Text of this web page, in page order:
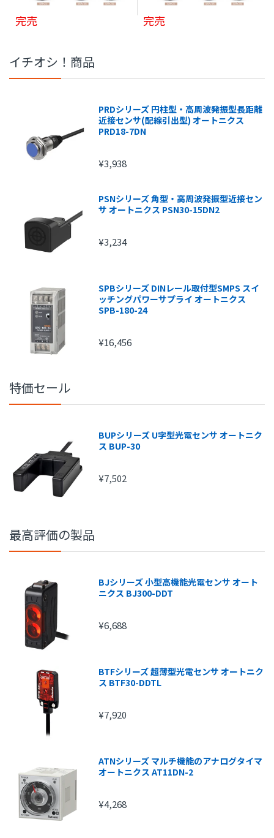
注文金額
1円～
20,000円～
25,000円～
525円
完売 完売
イチオシ！商品
PRDシリーズ 円柱型・高周波発振型長距離
近接センサ(配線引出型) オートニクス
PRD18-7DN
¥3,938
PSNシリーズ 角型・高周波発振型近接セン
サ オートニクス PSN30-15DN2
¥3,234
SPBシリーズ DINレール取付型SMPS スイ
ッチングパワーサプライ オートニクス
SPB-180-24
¥16,456
特価セール
BUPシリーズ U字型光電センサ オートニク
ス BUP-30
¥7,502
最高評価の製品
BJシリーズ 小型高機能光電センサ オート
ニクス BJ300-DDT
¥6,688
BTFシリーズ 超薄型光電センサ オートニク
ス BTF30-DDTL
¥7,920
ATNシリーズ マルチ機能のアナログタイマ
オートニクス AT11DN-2
¥4,268